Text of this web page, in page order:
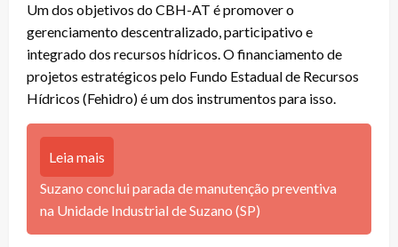
Um dos objetivos do CBH-AT é promover o
gerenciamento descentralizado, participativo e
integrado dos recursos hídricos. O financiamento de
projetos estratégicos pelo Fundo Estadual de Recursos
Hídricos (Fehidro) é um dos instrumentos para isso.
Leia mais
Suzano conclui parada de manutenção preventiva
na Unidade Industrial de Suzano (SP)